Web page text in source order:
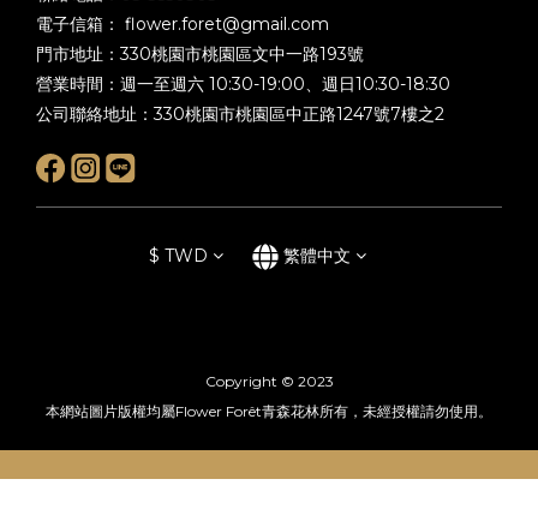
電子信箱： flower.foret@gmail.com
門市地址：330桃園市桃園區文中一路193號
營業時間：週一至週六 10:30-19:00、週日10:30-18:30
公司聯絡地址：330桃園市桃園區中正路1247號7樓之2
$ TWD 繁體中文
Copyright © 2023
本網站圖片版權均屬Flower Forêt青森花林所有，未經授權請勿使用。